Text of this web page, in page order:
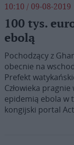
10:10 / 09-08-2019
100 tys.
ebolą
Pochodzący z
obecnie na
Prefekt
Człowieka pragnie
epidemią ebola w
kongijski portal